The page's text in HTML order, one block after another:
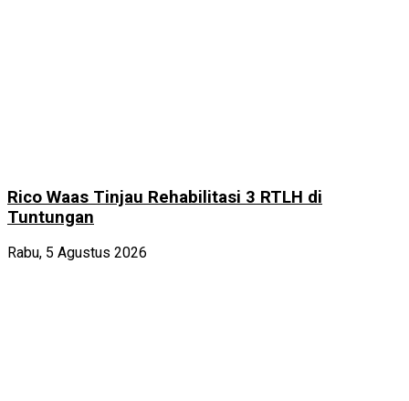
Rico Waas Tinjau Rehabilitasi 3 RTLH di
Tuntungan
Rabu, 5 Agustus 2026